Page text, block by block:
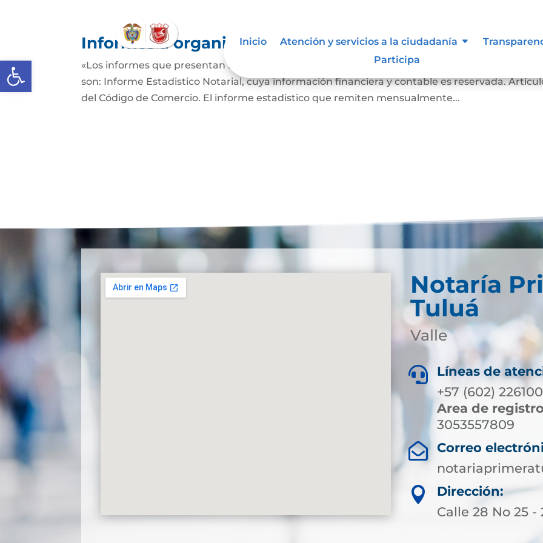
Abrir barra de herramientas
Inicio Atención y servicios a la ciudadanía
Participa
Informes a organismos de inspección, vigilancia y
«Los informes que presentan los Señores Notarios a la Superintendencia de Notariado y
son: Informe Estadistico Notarial, cuya información financiera y contable es reservada.
del Código de Comercio. El informe estadistico que remiten mensualmente...
Notaría
Tuluá
Valle

Líneas de
+57 (602)
Area de
3053557809

Correo

Dirección:
Calle 28 No 25 -